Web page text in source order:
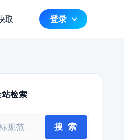
取 登录
站检索
搜 索